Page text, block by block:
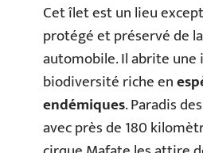
Cet îlet est un lieu
protégé et préservé de
automobile. Il abrite une
biodiversité riche en
endémiques. Paradis
avec près de 180